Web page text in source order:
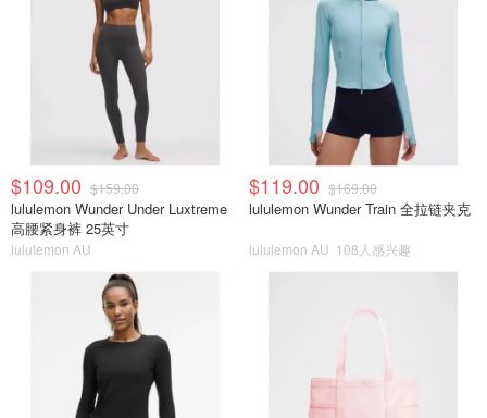
$109.00 $159.00
lululemon Wunder Under Luxtreme
高腰紧身裤 25英寸
lululemon AU
$119.00 $169.00
lululemon Wunder Train 全拉链夹克
lululemon AU 108人感兴趣